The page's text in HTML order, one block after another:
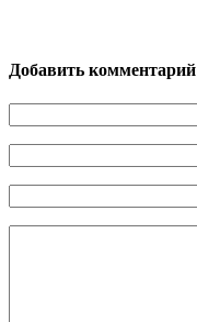
Добавить комментарий